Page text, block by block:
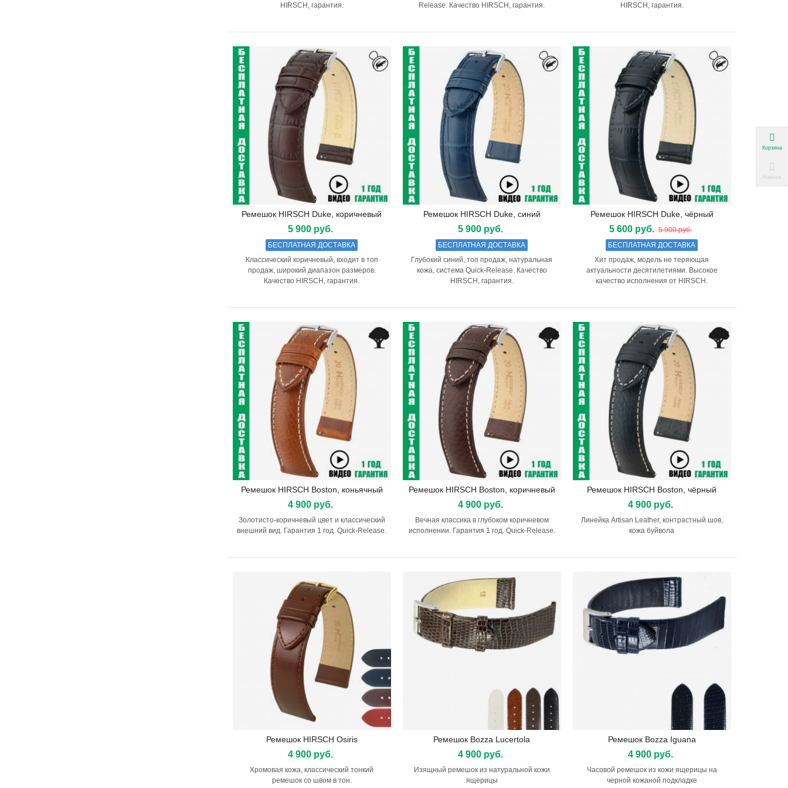
HIRSCH, гарантия.
Release. Качество HIRSCH, гарантия.
HIRSCH, гарантия.
Подробнее
Ремешок HIRSCH Duke, коричневый
5 900 руб.
БЕСПЛАТНАЯ ДОСТАВКА
Классический коричневый, входит в топ
продаж, широкий диапазон размеров.
Качество HIRSCH, гарантия.
Подробнее
Ремешок HIRSCH Duke, синий
5 900 руб.
БЕСПЛАТНАЯ ДОСТАВКА
Глубокий синий, топ продаж, натуральная
кожа, система Quick-Release. Качество
HIRSCH, гарантия.
Подробнее
Ремешок HIRSCH Duke, чёрный
5 600 руб. 5 900 руб.
БЕСПЛАТНАЯ ДОСТАВКА
Хит продаж, модель не теряющая
актуальности десятилетиями. Высокое
качество исполнения от HIRSCH.
Подробнее
Ремешок HIRSCH Boston, коньячный
4 900 руб.
Золотисто-коричневый цвет и классический
внешний вид. Гарантия 1 год. Quick-Release.
Подробнее
Ремешок HIRSCH Boston, коричневый
4 900 руб.
Вечная классика в глубоком коричневом
исполнении. Гарантия 1 год. Quick-Release.
Подробнее
Ремешок HIRSCH Boston, чёрный
4 900 руб.
Линейка Artisan Leather, контрастный шов,
кожа буйвола
Подробнее
Ремешок HIRSCH Osiris
4 900 руб.
Хромовая кожа, классический тонкий
ремешок со швом в тон.
Подробнее
Ремешок Bozza Lucertola
4 900 руб.
Изящный ремешок из натуральной кожи
ящерицы
Подробнее
Ремешок Bozza Iguana
4 900 руб.
Часовой ремешок из кожи ящерицы на
черной кожаной подкладке
Корзина
Наверх